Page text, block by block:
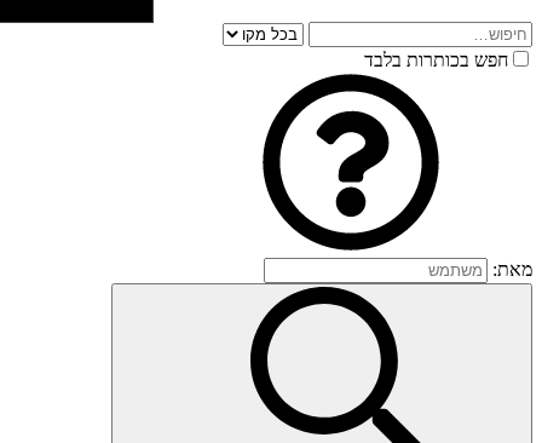
חפש בכותרות בלבד
מאת: